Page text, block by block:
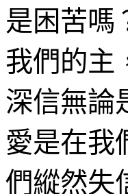
是困苦嗎
我們的主
深信無論
愛是在我
們縱然失